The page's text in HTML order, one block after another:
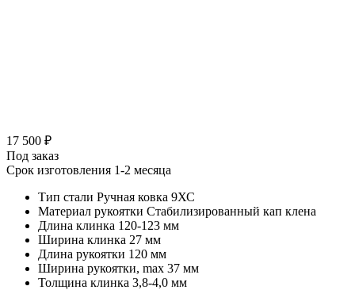
17 500 ₽
Под заказ
Срок изготовления 1-2 месяца
Тип стали Ручная ковка 9ХС
Материал рукоятки Стабилизированный кап клена
Длина клинка 120-123 мм
Ширина клинка 27 мм
Длина рукоятки 120 мм
Ширина рукоятки, max 37 мм
Толщина клинка 3,8-4,0 мм